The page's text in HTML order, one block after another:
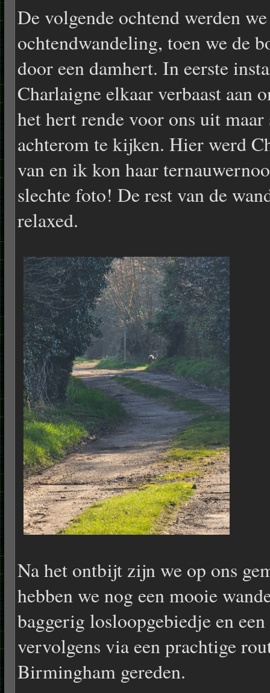
De volgende ochtend werden
ochtendwandeling, toen we de
door een damhert. In eerste
Charlaigne elkaar verbaast aan
het hert rende voor ons uit
achterom te kijken. Hier werd
van en ik kon haar
slechte foto! De rest van de
relaxed.
Na het ontbijt zijn we op ons
hebben we nog een mooie
baggerig losloopgebiedje en
vervolgens via een prachtige
Birmingham gereden.